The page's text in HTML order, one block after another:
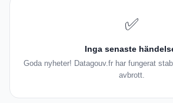
✅
Inga senaste
Goda nyheter! Datagouv.fr har fungerat
avbrott.